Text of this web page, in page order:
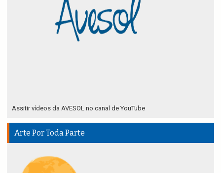
Assitir vídeos da AVESOL no canal de YouTube
Arte Por Toda Parte